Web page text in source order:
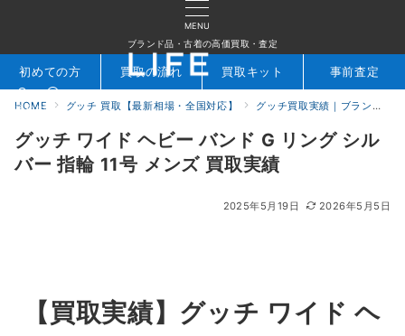
MENU
ブランド品・古着の高価買取・査定
検索 お問合せ
初めての方 買取の流れ 買取キット 事前査定
HOME グッチ 買取【最新相場・全国対応】 グッチ買取実績｜ブランド専門店LIFE
グッチ ワイド ヘビー バンド G リング シル
バー 指輪 11号 メンズ 買取実績
2025年5月19日 2026年5月5日
【買取実績】グッチ ワイド ヘ